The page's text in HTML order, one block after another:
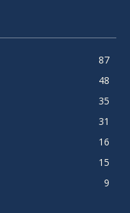
87
48
35
31
16
15
9